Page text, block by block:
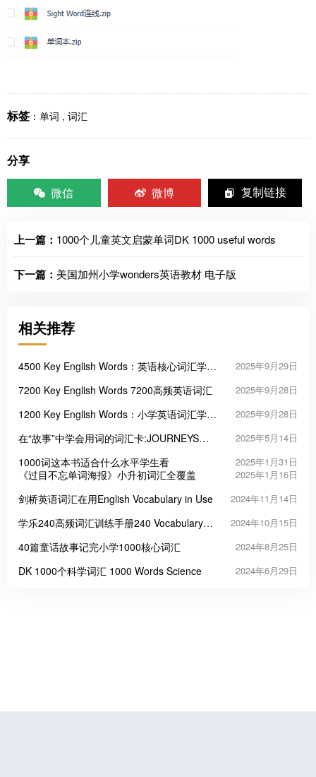
标签 ： 单词 , 词汇
分享
微信
微博 复制链接
上一篇： 1000个儿童英文启蒙单词DK 1000 useful words
下一篇： 美国加州小学wonders英语教材 电子版
相关推荐
4500 Key English Words：英语核心词汇学习
2025年9月29日
7200 Key English Words 7200高频英语词汇 2025年9月28日
1200 Key English Words：小学英语词汇学习
2025年9月28日
在“故事”中学会用词的词汇卡:JOURNEYS
2025年5月14日
1000词这本书适合什么水平学生看 2025年1月31日
《过目不忘单词海报》小升初词汇全覆盖 2025年1月16日
剑桥英语词汇在用English Vocabulary in Use 2024年11月14日
学乐240高频词汇训练手册240 Vocabulary
2024年10月15日
40篇童话故事记完小学1000核心词汇 2024年8月25日
DK 1000个科学词汇 1000 Words Science 2024年6月29日